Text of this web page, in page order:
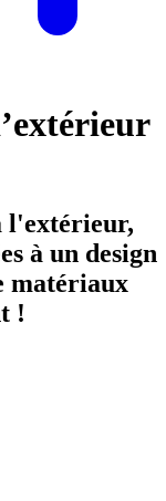
l'extérieur,
à un design
matériaux
!